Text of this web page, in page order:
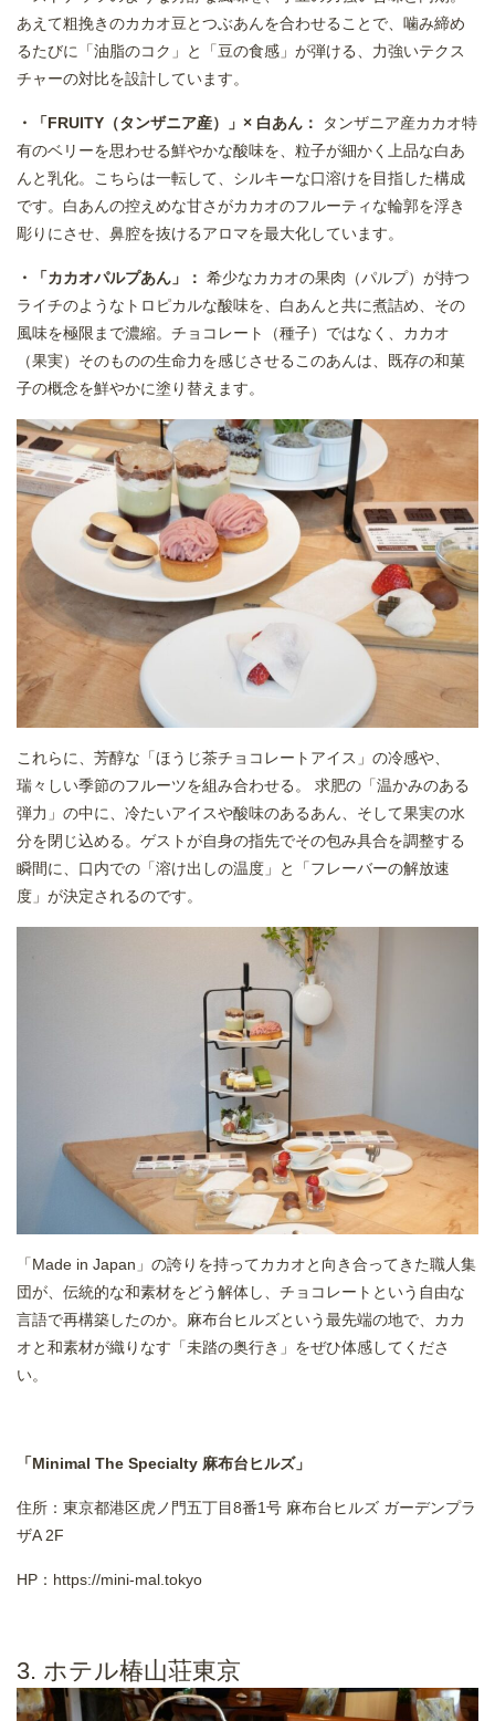
あえて粗挽きのカカオ豆とつぶあんを合わせることで、噛み締め
るたびに「油脂のコク」と「豆の食感」が弾ける、力強いテクス
チャーの対比を設計しています。
・「FRUITY（タンザニア産）」× 白あん：
タンザニア産カカオ特
有のベリーを思わせる鮮やかな酸味を、粒子が細かく上品な白あ
んと乳化。こちらは一転して、シルキーな口溶けを目指した構成
です。白あんの控えめな甘さがカカオのフルーティな輪郭を浮き
彫りにさせ、鼻腔を抜けるアロマを最大化しています。
・「カカオパルプあん」： 希少なカカオの果肉（パルプ）が持つ
ライチのようなトロピカルな酸味を、白あんと共に煮詰め、その
風味を極限まで濃縮。チョコレート（種子）ではなく、カカオ
（果実）そのものの生命力を感じさせるこのあんは、既存の和菓
子の概念を鮮やかに塗り替えます。
これらに、芳醇な「ほうじ茶チョコレートアイス」の冷感や、
瑞々しい季節のフルーツを組み合わせる。 求肥の「温かみのある
弾力」の中に、冷たいアイスや酸味のあるあん、そして果実の水
分を閉じ込める。ゲストが自身の指先でその包み具合を調整する
瞬間に、口内での「溶け出しの温度」と「フレーバーの解放速
度」が決定されるのです。
「Made in Japan」の誇りを持ってカカオと向き合ってきた職人集
団が、伝統的な和素材をどう解体し、チョコレートという自由な
言語で再構築したのか。麻布台ヒルズという最先端の地で、カカ
オと和素材が織りなす「未踏の奥行き」をぜひ体感してくださ
い。
「Minimal The Specialty 麻布台ヒルズ」
住所：東京都港区虎ノ門五丁目8番1号 麻布台ヒルズ ガーデンプラ
ザA 2F
HP： https://mini-mal.tokyo
3. ホテル椿山荘東京